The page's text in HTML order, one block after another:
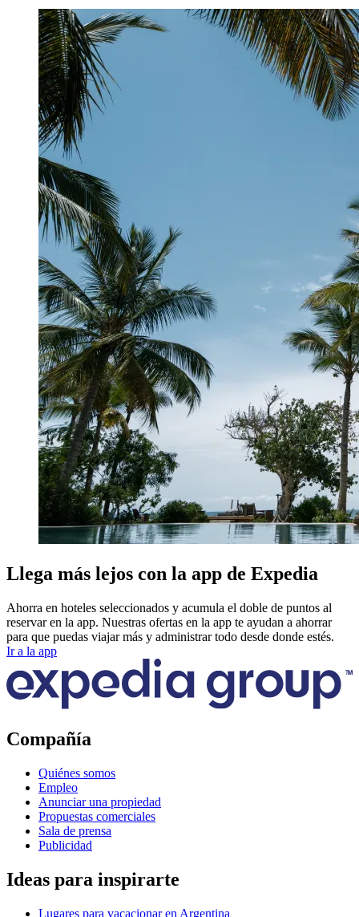
Llega más lejos con la app de Expedia
Ahorra en hoteles seleccionados y acumula el doble de puntos al
reservar en la app. Nuestras ofertas en la app te ayudan a ahorrar
para que puedas viajar más y administrar todo desde donde estés.
Ir a la app
Compañía
Quiénes somos
Empleo
Anunciar una propiedad
Propuestas comerciales
Sala de prensa
Publicidad
Ideas para inspirarte
Lugares para vacacionar en Argentina